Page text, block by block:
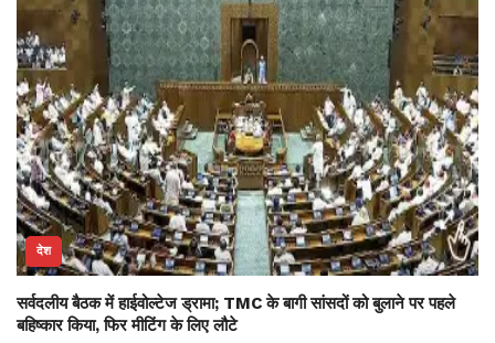
देश
सर्वदलीय बैठक में हाईवोल्टेज ड्रामा; TMC के बागी सांसदों को बुलाने पर पहले
बहिष्कार किया, फिर मीटिंग के लिए लौटे